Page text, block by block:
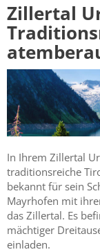
Zillertal
In Ihrem Zillertal
traditionsreiche
bekannt für sein
Mayrhofen mit
das Zillertal. Es
mächtiger
einladen.